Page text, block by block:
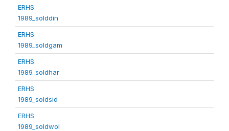
ERHS
1989_solddin
ERHS
1989_soldgam
ERHS
1989_soldhar
ERHS
1989_soldsid
ERHS
1989_soldwol